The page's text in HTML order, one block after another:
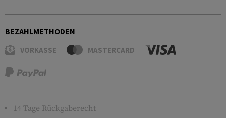
BEZAHLMETHODEN
VORKASSE MASTERCARD
14 Tage Rückgaberecht